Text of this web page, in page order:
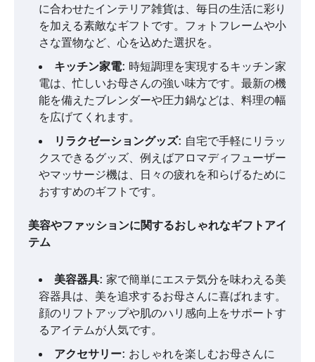
に合わせたインテリア雑貨は、毎日の生活に彩り
を加える素敵なギフトです。フォトフレームや小
さな置物など、心を込めた選択を。
キッチン家電: 時短調理を実現するキッチン家
電は、忙しいお母さんの強い味方です。最新の機
能を備えたブレンダーや圧力鍋などは、料理の幅
を広げてくれます。
リラクゼーショングッズ: 自宅で手軽にリラッ
クスできるグッズ、例えばアロマディフューザー
やマッサージ機は、日々の疲れを和らげるために
おすすめのギフトです。
美容やファッションに関するおしゃれなギフトアイ
テム
美容器具: 家で簡単にエステ気分を味わえる美
容器具は、美を追求するお母さんに喜ばれます。
顔のリフトアップや肌のハリ感向上をサポートす
るアイテムが人気です。
アクセサリー: おしゃれを楽しむお母さんに